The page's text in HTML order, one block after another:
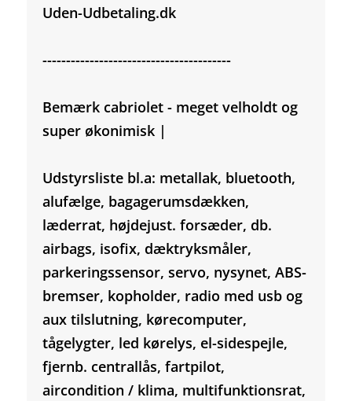
Uden-Udbetaling.dk
----------------------------------------
Bemærk cabriolet - meget velholdt og
super økonimisk |
Udstyrsliste bl.a: metallak, bluetooth,
alufælge, bagagerumsdækken,
læderrat, højdejust. forsæder, db.
airbags, isofix, dæktryksmåler,
parkeringssensor, servo, nysynet, ABS-
bremser, kopholder, radio med usb og
aux tilslutning, kørecomputer,
tågelygter, led kørelys, el-sidespejle,
fjernb. centrallås, fartpilot,
aircondition / klima, multifunktionsrat,